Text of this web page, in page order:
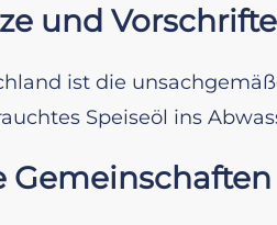
und
ist die
Speiseöl ins